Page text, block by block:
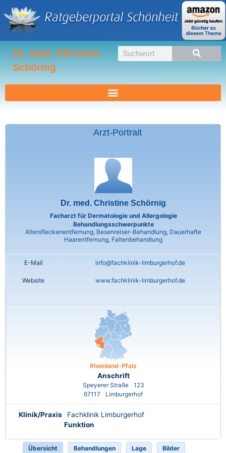
Inhalt
springen
Dr. med. Christine
Schörnig
Suche
Arzt-Portrait
Dr. med. Christine Schörnig
Facharzt für Dermatologie und Allergologie
Behandlungsschwerpunkte
Altersfleckenentfernung, Besenreiser-Behandlung, Dauerhafte
Haarentfernung, Faltenbehandlung
E-Mail info@fachklinik-limburgerhof.de
Website www.fachklinik-limburgerhof.de
Rheinland-Pfalz
Anschrift
Speyerer Straße
123
67117
Limburgerhof
Klinik/Praxis
Fachklinik Limburgerhof
Funktion
Übersicht Behandlungen Lage Bilder